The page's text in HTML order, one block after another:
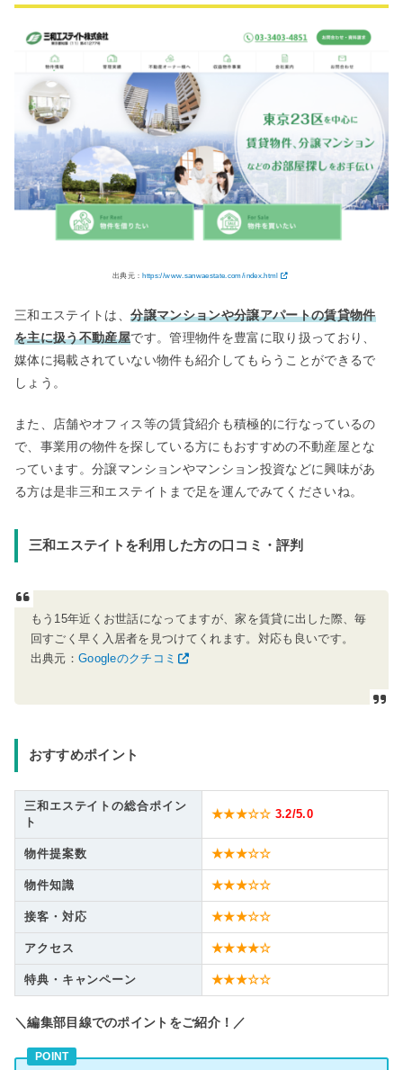
出典元：https://www.sanwaestate.com/index.html
三和エステイトは、分譲マンションや分譲アパートの賃貸物件
を主に扱う不動産屋です。管理物件を豊富に取り扱っており、
媒体に掲載されていない物件も紹介してもらうことができるで
しょう。
また、店舗やオフィス等の賃貸紹介も積極的に行なっているの
で、事業用の物件を探している方にもおすすめの不動産屋とな
っています。分譲マンションやマンション投資などに興味があ
る方は是非三和エステイトまで足を運んでみてくださいね。
三和エステイトを利用した方の口コミ・評判
もう15年近くお世話になってますが、家を賃貸に出した際、毎
回すごく早く入居者を見つけてくれます。対応も良いです。
出典元： Googleのクチコミ
おすすめポイント
三和エステイトの総合ポイン
ト
★★★☆☆ 3.2/5.0
物件提案数 ★★★☆☆
物件知識 ★★★☆☆
接客・対応 ★★★☆☆
アクセス ★★★★☆
特典・キャンペーン ★★★☆☆
＼編集部目線でのポイントをご紹介！／
POINT